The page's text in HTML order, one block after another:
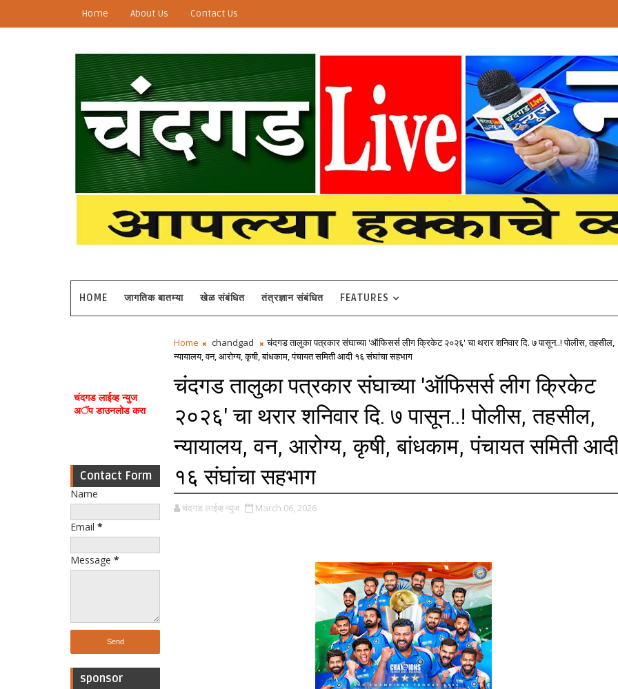
Home About Us Contact Us
HOME जागतिक बातम्या खेळ संबंधित तंत्रज्ञान संबंधित FEATURES
चंदगड लाईव्ह न्युज
अॅप डाउनलोड करा
Contact Form
Name
Email *
Message *
sponsor
Home chandgad
चंदगड तालुका पत्रकार संघाच्या 'ऑफिसर्स लीग क्रिकेट २०२६' चा थरार शनिवार दि. ७ पासून..! पोलीस, तहसील,
न्यायालय, वन, आरोग्य, कृषी, बांधकाम, पंचायत समिती आदी १६ संघांचा सहभाग
चंदगड तालुका पत्रकार संघाच्या 'ऑफिसर्स लीग क्रिकेट
२०२६' चा थरार शनिवार दि. ७ पासून..! पोलीस, तहसील,
न्यायालय, वन, आरोग्य, कृषी, बांधकाम, पंचायत समिती आदी
१६ संघांचा सहभाग
चंदगड लाईव्ह न्युज March 06, 2026